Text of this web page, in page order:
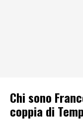
Chi sono
coppia di